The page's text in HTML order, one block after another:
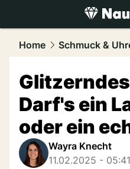
luxury.NAU.ch
Home Schmuck &
Darf's ein
oder ein
Wayra Knecht
11.02.2025 - 05:41